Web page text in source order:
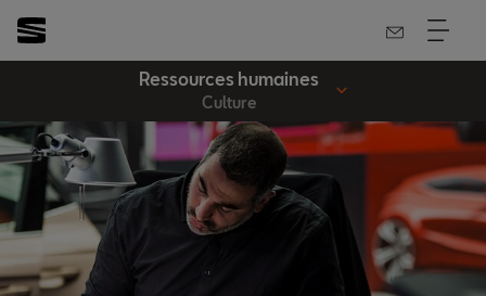
Ressources humaines
Culture